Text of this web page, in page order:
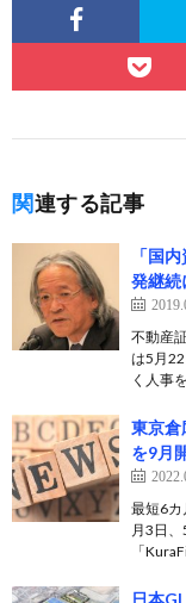
関連する記事
「国
発継続
不動産
は5月
く人事
東京倉
を9月
最短6カ
月3日
「